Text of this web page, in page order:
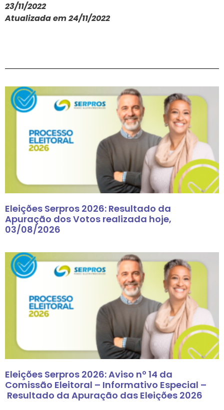
23/11/2022
Atualizada em 24/11/2022
Eleições Serpros 2026: Resultado da
Apuração dos Votos realizada hoje,
03/08/2026
Eleições Serpros 2026: Aviso nº 14 da
Comissão Eleitoral – Informativo Especial –
Resultado da Apuração das Eleições 2026